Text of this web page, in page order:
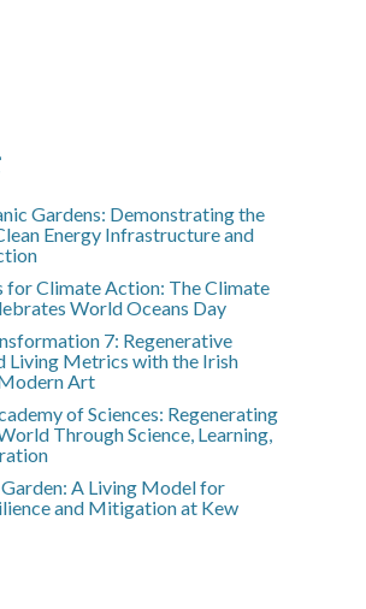
Gardens: Demonstrating the
Energy Infrastructure and
for Climate Action: The Climate
World Oceans Day
7: Regenerative
Living Metrics with the Irish
Art
of Sciences: Regenerating
Through Science, Learning,
A Living Model for
and Mitigation at Kew